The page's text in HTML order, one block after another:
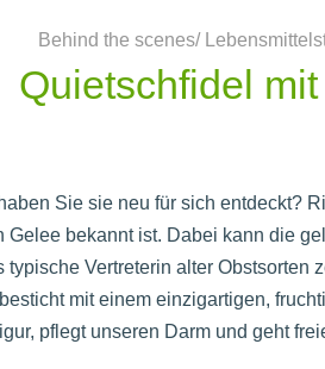
Behind the scenes/
Quietschfidel
Sie sie neu für sich entdeckt?
Gelee bekannt ist. Dabei kann die
typische Vertreterin alter
mit einem einzigartigen,
pflegt unseren Darm und geht